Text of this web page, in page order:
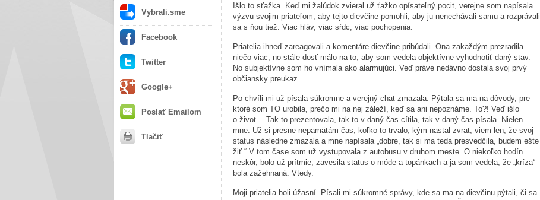
Vybrali.sme
Facebook
Twitter
Google+
Poslať Emailom
Tlačiť
Išlo to sťažka. Keď mi žalúdok zvieral už ťažko opísateľný pocit, verejne som napísala
výzvu svojim priateľom, aby tejto dievčine pomohli, aby ju nenechávali samu a rozprávali
sa s ňou tiež. Viac hláv, viac sŕdc, viac pochopenia.
Priatelia ihneď zareagovali a komentáre dievčine pribúdali. Ona zakaždým prezradila
niečo viac, no stále dosť málo na to, aby som vedela objektívne vyhodnotiť daný stav.
No subjektívne som ho vnímala ako alarmujúci. Veď práve nedávno dostala svoj prvý
občiansky preukaz…
Po chvíli mi už písala súkromne a verejný chat zmazala. Pýtala sa ma na dôvody, pre
ktoré som TO urobila, prečo mi na nej záleží, keď sa ani nepoznáme. To?! Veď išlo
o život… Tak to prezentovala, tak to v daný čas cítila, tak v daný čas písala. Nielen
mne. Už si presne nepamätám čas, koľko to trvalo, kým nastal zvrat, viem len, že svoj
status následne zmazala a mne napísala „dobre, tak si ma teda presvedčila, budem ešte
žiť.“ V tom čase som už vystupovala z autobusu v druhom meste. O niekoľko hodín
neskôr, bolo už prítmie, zavesila status o móde a topánkach a ja som vedela, že „kríza“
bola zažehnaná. Vtedy.
Moji priatelia boli úžasní. Písali mi súkromné správy, kde sa ma na dievčinu pýtali, či sa